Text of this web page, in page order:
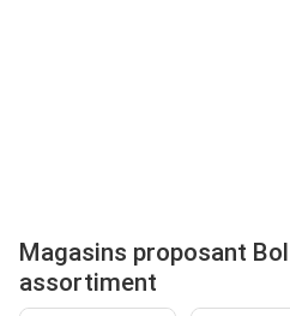
Magasins proposant
assortiment